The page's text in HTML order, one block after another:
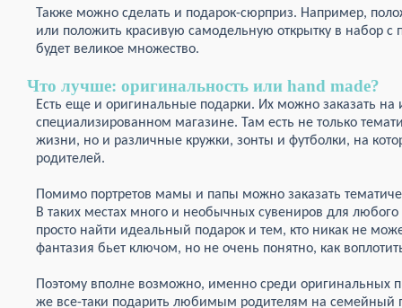
Также можно сделать и подарок-сюрприз. Например,
или положить красивую самодельную открытку в набор с
будет великое множество.
Что лучше: оригинальность или hand made?
Есть еще и оригинальные подарки. Их можно заказать на
специализированном магазине. Там есть не только
жизни, но и различные кружки, зонты и футболки, на
родителей.
Помимо портретов мамы и папы можно заказать
В таких местах много и необычных сувениров для
просто найти идеальный подарок и тем, кто никак не
фантазия бьет ключом, но не очень понятно, как
Поэтому вполне возможно, именно среди оригинальных
же все-таки подарить любимым родителям на семейный